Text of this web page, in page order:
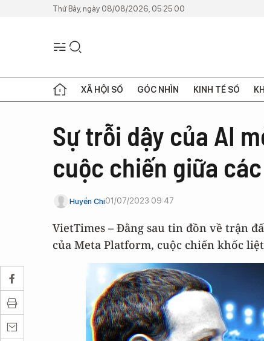
Thứ Bảy, ngày 08/08/2026, 05:25:00
XÃ HỘI SỐ GÓC NHÌN KINH TẾ SỐ
Sự trỗi dậy của AI
cuộc chiến giữa
Huyền Chi01/07/2023 09:47
VietTimes – Đằng sau tin đồn về trận
của Meta Platform, cuộc chiến khốc